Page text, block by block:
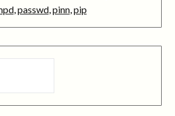
, passwd, pinn, pip